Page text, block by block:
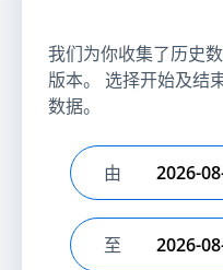
我们为你收集了历史
版本。 选择开始及结
数据。
选择开始日期
由
选择结束日期
至